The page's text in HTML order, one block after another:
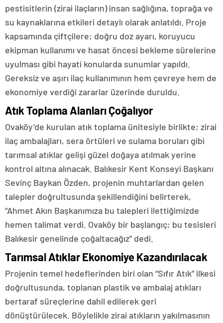
pestisitlerin (zirai ilaçların) insan sağlığına, toprağa ve
su kaynaklarına etkileri detaylı olarak anlatıldı. Proje
kapsamında çiftçilere; doğru doz ayarı, koruyucu
ekipman kullanımı ve hasat öncesi bekleme sürelerine
uyulması gibi hayati konularda sunumlar yapıldı.
Gereksiz ve aşırı ilaç kullanımının hem çevreye hem de
ekonomiye verdiği zararlar üzerinde duruldu.
Atık Toplama Alanları Çoğalıyor
Ovaköy’de kurulan atık toplama ünitesiyle birlikte; zirai
ilaç ambalajları, sera örtüleri ve sulama boruları gibi
tarımsal atıklar gelişi güzel doğaya atılmak yerine
kontrol altına alınacak. Balıkesir Kent Konseyi Başkanı
Sevinç Baykan Özden, projenin muhtarlardan gelen
talepler doğrultusunda şekillendiğini belirterek,
“Ahmet Akın Başkanımıza bu talepleri ilettiğimizde
hemen talimat verdi. Ovaköy bir başlangıç; bu tesisleri
Balıkesir genelinde çoğaltacağız” dedi.
Tarımsal Atıklar Ekonomiye Kazandırılacak
Projenin temel hedeflerinden biri olan “Sıfır Atık” ilkesi
doğrultusunda, toplanan plastik ve ambalaj atıkları
bertaraf süreçlerine dahil edilerek geri
dönüştürülecek. Böylelikle zirai atıkların yakılmasının